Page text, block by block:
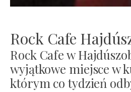
Rock Cafe
Rock Cafe w
wyjątkowe miejsce w
którym co tydzień